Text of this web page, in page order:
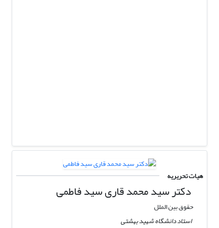
هیات تحریریه
دکتر سید محمد قاری سید فاطمی
حقوق بین الملل
استاد دانشگاه شهید بهشتی